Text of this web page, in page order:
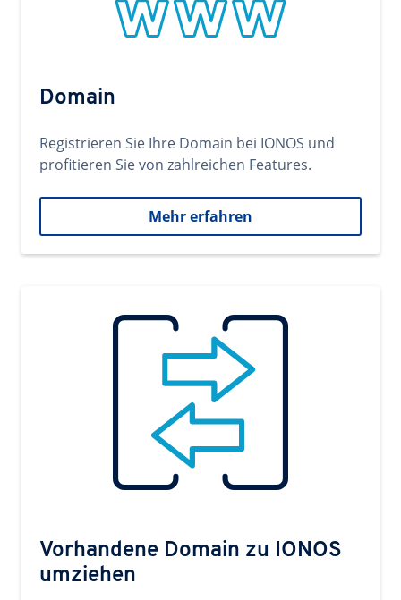
Domain
Registrieren Sie Ihre Domain bei IONOS und
profitieren Sie von zahlreichen Features.
Mehr erfahren
Vorhandene Domain zu IONOS
umziehen